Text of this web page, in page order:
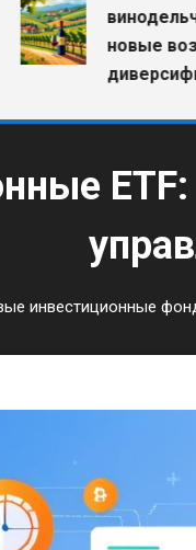
новые
ETF:
инвестиционные